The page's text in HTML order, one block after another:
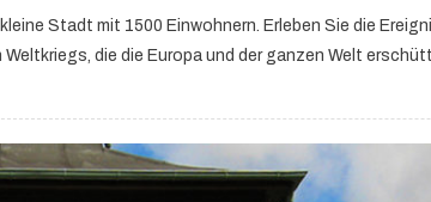
Stadt mit 1500 Einwohnern. Erleben Sie die
die die Europa und der ganzen Welt